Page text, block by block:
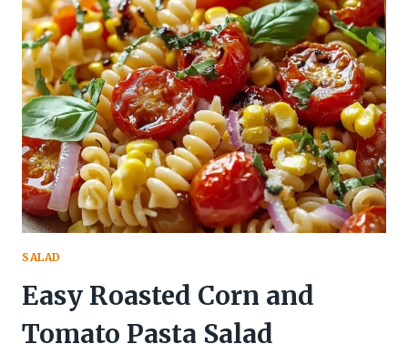
SALAD
Easy Roasted Corn and
Tomato Pasta Salad